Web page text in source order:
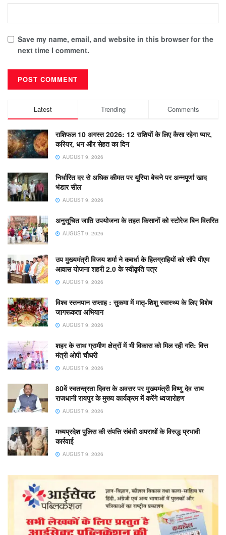
Save my name, email, and website in this browser for the
next time I comment.
Latest Trending Comments
राशिफल 10 अगस्त 2026: 12 राशियों के लिए कैसा रहेगा प्यार,
करियर, धन और सेहत का दिन
AUGUST 9, 2026
निर्धारित दर से अधिक कीमत पर यूरिया बेचने पर अन्नपूर्णा खाद
भंडार सील
AUGUST 9, 2026
अनुसूचित जाति उपयोजना के तहत किसानों को स्टोरेज बिन वितरित
AUGUST 9, 2026
उप मुख्यमंत्री विजय शर्मा ने कवर्धा के हितग्राहियों को सौंपे पीएम
आवास योजना शहरी 2.0 के स्वीकृति पत्र
AUGUST 9, 2026
विश्व स्तनपान सप्ताह : सुकमा में मातृ-शिशु स्वास्थ्य के लिए विशेष
जागरूकता अभियान
AUGUST 9, 2026
शहर के साथ ग्रामीण क्षेत्रों में भी विकास को मिल रही गति: वित्त
मंत्री ओपी चौधरी
AUGUST 9, 2026
80वें स्वतन्त्रता दिवस के अवसर पर मुख्यमंत्री विष्णु देव साय
राजधानी रायपुर के मुख्य कार्यक्रम में करेंगे ध्वजारोहण
AUGUST 9, 2026
मध्यप्रदेश पुलिस की संपत्ति संबंधी अपराधों के विरुद्ध प्रभावी
कार्रवाई
AUGUST 9, 2026